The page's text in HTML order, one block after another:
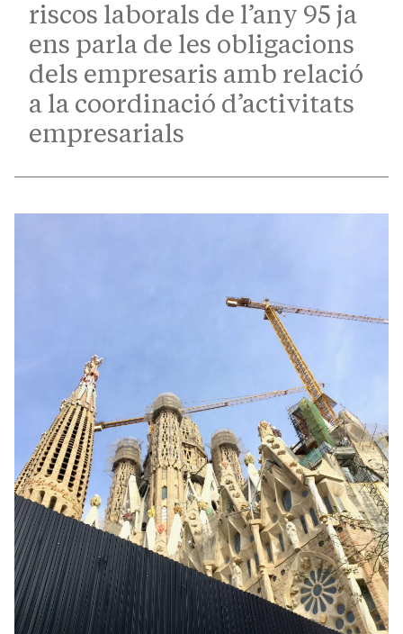
riscos laborals de l’any 95 ja
ens parla de les obligacions
dels empresaris amb relació
a la coordinació d’activitats
empresarials